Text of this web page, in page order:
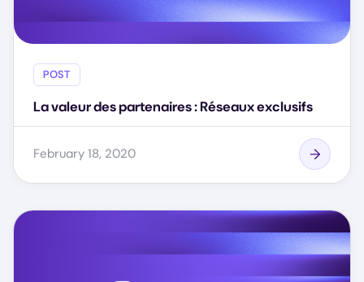
POST
La valeur des partenaires : Réseaux exclusifs
February 18, 2020